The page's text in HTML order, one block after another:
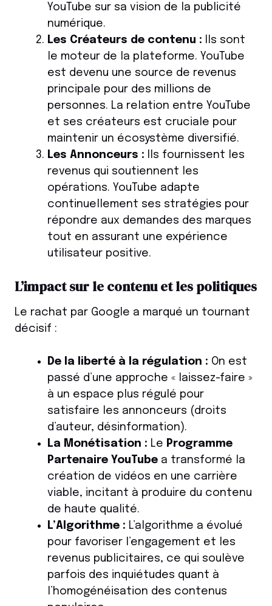
YouTube sur sa vision de la publicité
numérique.
Les Créateurs de contenu : Ils sont
le moteur de la plateforme. YouTube
est devenu une source de revenus
principale pour des millions de
personnes. La relation entre YouTube
et ses créateurs est cruciale pour
maintenir un écosystème diversifié.
Les Annonceurs : Ils fournissent les
revenus qui soutiennent les
opérations. YouTube adapte
continuellement ses stratégies pour
répondre aux demandes des marques
tout en assurant une expérience
utilisateur positive.
L’impact sur le contenu et les politiques
Le rachat par Google a marqué un tournant
décisif :
De la liberté à la régulation : On est
passé d’une approche « laissez-faire »
à un espace plus régulé pour
satisfaire les annonceurs (droits
d’auteur, désinformation).
La Monétisation : Le Programme
Partenaire YouTube a transformé la
création de vidéos en une carrière
viable, incitant à produire du contenu
de haute qualité.
L’Algorithme : L’algorithme a évolué
pour favoriser l’engagement et les
revenus publicitaires, ce qui soulève
parfois des inquiétudes quant à
l’homogénéisation des contenus